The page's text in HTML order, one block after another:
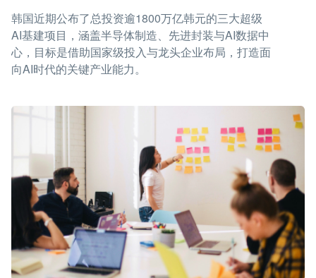
韩国近期公布了总投资逾1800万亿韩元的三大超级
AI基建项目，涵盖半导体制造、先进封装与AI数据中
心，目标是借助国家级投入与龙头企业布局，打造面
向AI时代的关键产业能力。